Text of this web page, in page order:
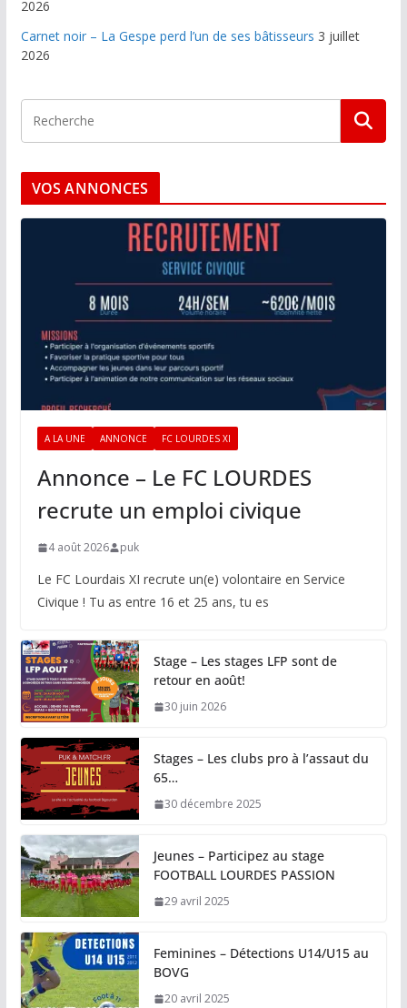
2026
Carnet noir – La Gespe perd l’un de ses bâtisseurs 3 juillet
2026
VOS ANNONCES
A LA UNE ANNONCE FC LOURDES XI
Annonce – Le FC LOURDES
recrute un emploi civique
4 août 2026 puk
Le FC Lourdais XI recrute un(e) volontaire en Service
Civique ! Tu as entre 16 et 25 ans, tu es
Stage – Les stages LFP sont de
retour en août!
30 juin 2026
Stages – Les clubs pro à l’assaut du
65…
30 décembre 2025
Jeunes – Participez au stage
FOOTBALL LOURDES PASSION
29 avril 2025
Feminines – Détections U14/U15 au
BOVG
20 avril 2025